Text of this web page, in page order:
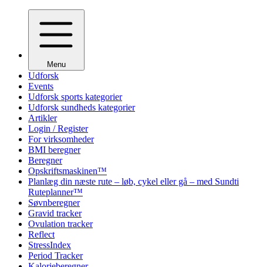
Menu
Udforsk
Events
Udforsk sports kategorier
Udforsk sundheds kategorier
Artikler
Login / Register
For virksomheder
BMI beregner
Beregner
Opskriftsmaskinen™
Planlæg din næste rute – løb, cykel eller gå – med Sundti
Ruteplanner™
Søvnberegner
Gravid tracker
Ovulation tracker
Reflect
StressIndex
Period Tracker